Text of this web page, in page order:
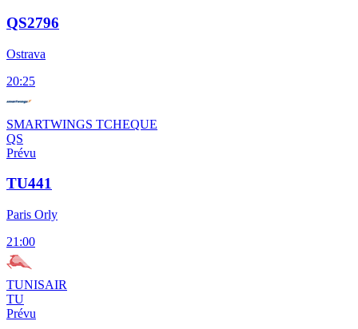
QS2796
Ostrava
20:25
SMARTWINGS TCHEQUE
QS
Prévu
TU441
Paris Orly
21:00
TUNISAIR
TU
Prévu